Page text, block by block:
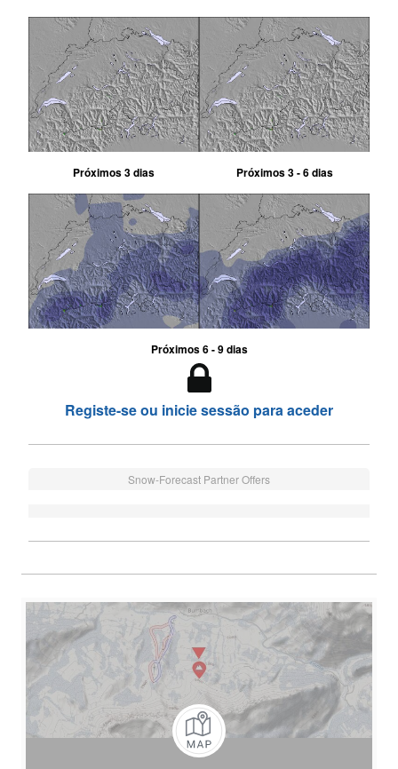
Próximos 3 dias Próximos 3 - 6 dias
Próximos 6 - 9 dias
Registe-se ou inicie sessão para aceder
Snow-Forecast Partner Offers